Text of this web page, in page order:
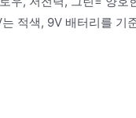
는 적색, 9V 배터리를